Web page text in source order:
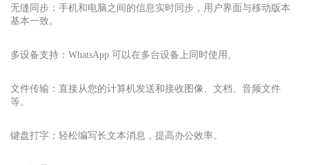
无缝同步：手机和电脑之间的信息实时同步，用户界面与移动版本
基本一致。
多设备支持：WhatsApp 可以在多台设备上同时使用。
文件传输：直接从您的计算机发送和接收图像、文档、音频文件
等。
键盘打字：轻松编写长文本消息，提高办公效率。